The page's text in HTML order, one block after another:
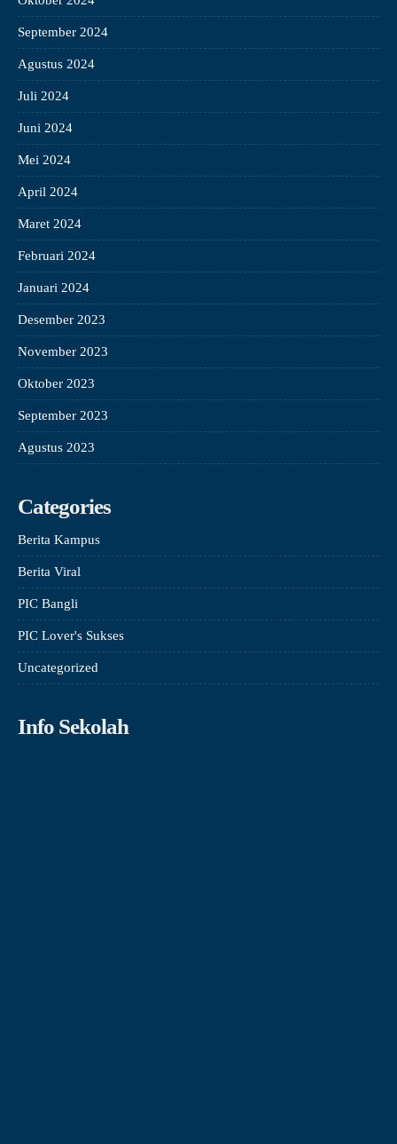
September 2024
Agustus 2024
Juli 2024
Juni 2024
Mei 2024
April 2024
Maret 2024
Februari 2024
Januari 2024
Desember 2023
November 2023
Oktober 2023
September 2023
Agustus 2023
Categories
Berita Kampus
Berita Viral
PIC Bangli
PIC Lover's Sukses
Uncategorized
Info Sekolah